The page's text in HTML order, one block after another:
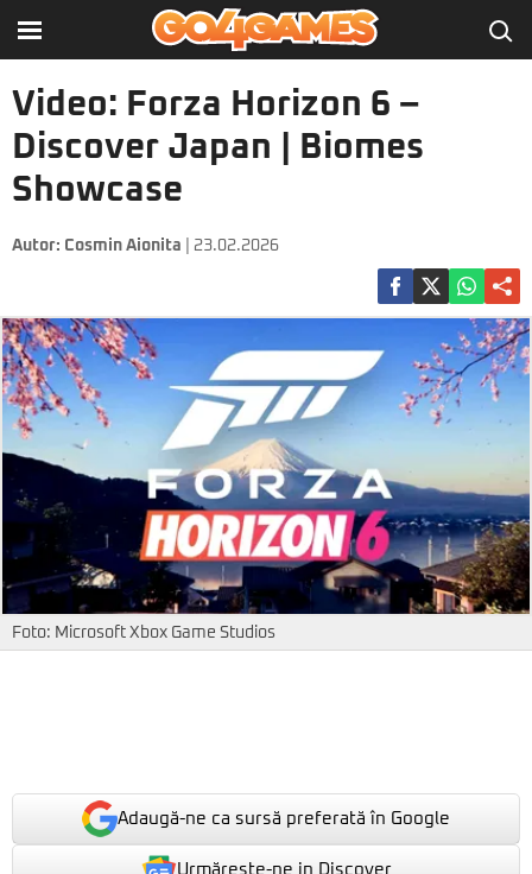
Video: Forza Horizon 6 –
Discover Japan | Biomes
Showcase
Autor: Cosmin Aionita | 23.02.2026
Foto: Microsoft Xbox Game Studios
Adaugă-ne ca sursă preferată în Google
Urmărește-ne in Discover